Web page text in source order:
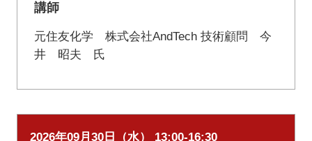
講師
元住友化学 株式会社AndTech 技術顧問 今
井 昭夫 氏
2026年09月30日（水） 13:00-16:30